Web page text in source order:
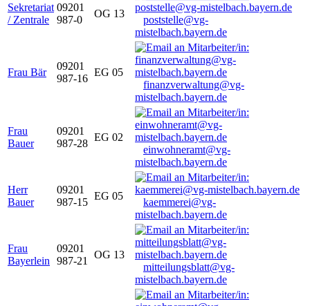
Sekretariat
/ Zentrale
09201
987-0
OG 13
poststelle@vg-
mistelbach.bayern.de
Frau Bär
09201
987-16
EG 05
finanzverwaltung@vg-
mistelbach.bayern.de
Frau
Bauer
09201
987-28
EG 02
einwohneramt@vg-
mistelbach.bayern.de
Herr
Bauer
09201
987-15
EG 05
kaemmerei@vg-
mistelbach.bayern.de
Frau
Bayerlein
09201
987-21
OG 13
mitteilungsblatt@vg-
mistelbach.bayern.de